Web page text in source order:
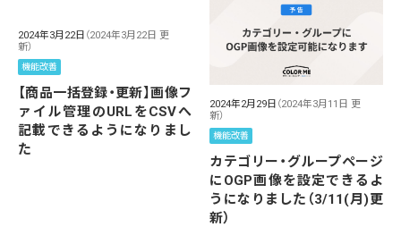
2024年3月22日 （2024年3月22日 更
新）
機能改善
【商品一括登録・更新】画像フ
ァイル管理のURLをCSVへ
記載できるようになりまし
た
2024年2月29日 （2024年3月11日 更
新）
機能改善
カテゴリー・グループページ
にOGP画像を設定できるよ
うになりました（3/11(月)更
新）